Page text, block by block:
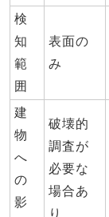
検
知
範
囲
表面の
み
建
物
へ
の
影
破壊的
調査が
必要な
場合あ
り